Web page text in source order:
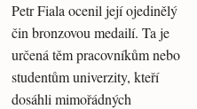
Petr Fiala ocenil její ojedinělý
čin bronzovou medailí. Ta je
určená těm pracovníkům nebo
studentům univerzity, kteří
dosáhli mimořádných